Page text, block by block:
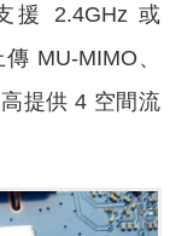
援 2.4GHz 或
MU-MIMO、
提供 4 空間流